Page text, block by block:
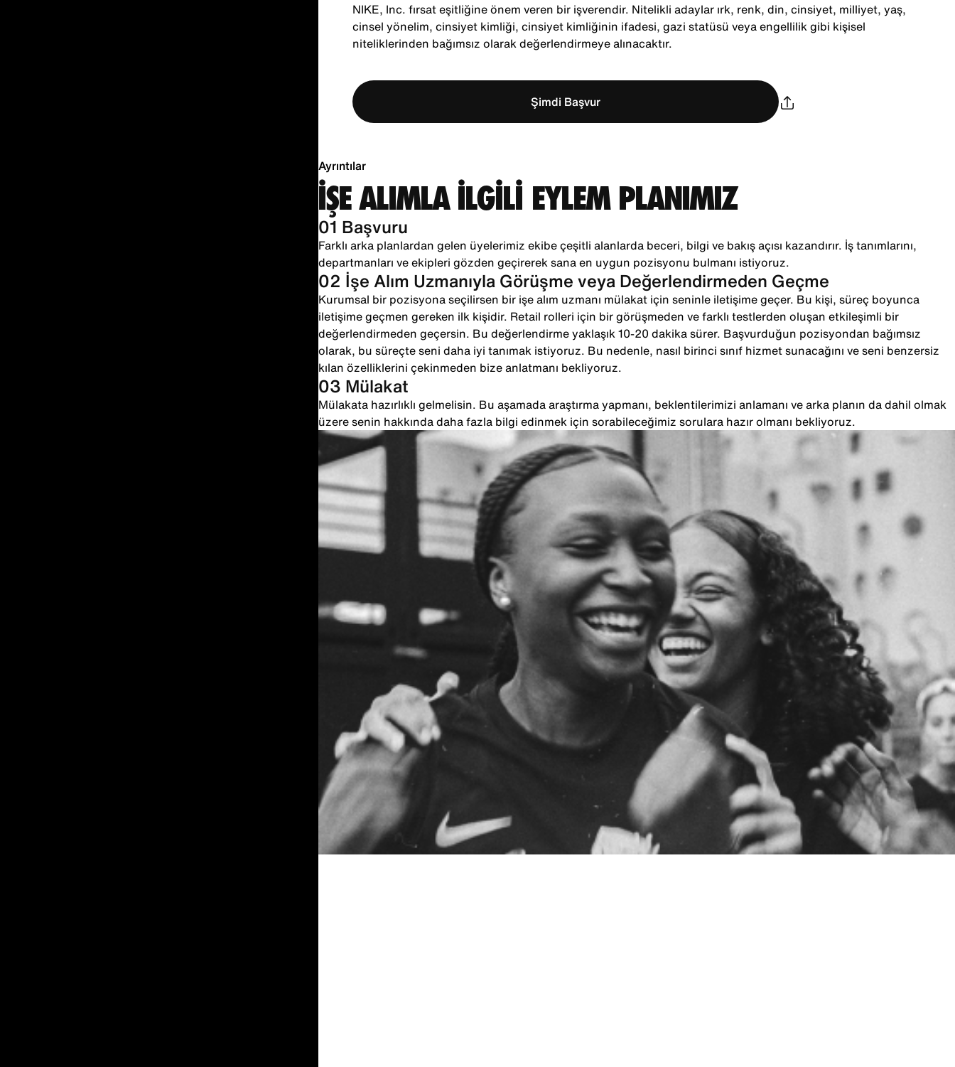
NIKE, Inc. fırsat eşitliğine önem veren bir işverendir. Nitelikli adaylar ırk, renk, din, cinsiyet, milliyet, yaş,
cinsel yönelim, cinsiyet kimliği, cinsiyet kimliğinin ifadesi, gazi statüsü veya engellilik gibi kişisel
niteliklerinden bağımsız olarak değerlendirmeye alınacaktır.
Şimdi Başvur
Ayrıntılar
İŞE ALIMLA İLGİLİ EYLEM PLANIMIZ
01 Başvuru
Farklı arka planlardan gelen üyelerimiz ekibe çeşitli alanlarda beceri, bilgi ve bakış açısı kazandırır. İş tanımlarını,
departmanları ve ekipleri gözden geçirerek sana en uygun pozisyonu bulmanı istiyoruz.
02 İşe Alım Uzmanıyla Görüşme veya Değerlendirmeden Geçme
Kurumsal bir pozisyona seçilirsen bir işe alım uzmanı mülakat için seninle iletişime geçer. Bu kişi, süreç boyunca
iletişime geçmen gereken ilk kişidir. Retail rolleri için bir görüşmeden ve farklı testlerden oluşan etkileşimli bir
değerlendirmeden geçersin. Bu değerlendirme yaklaşık 10-20 dakika sürer. Başvurduğun pozisyondan bağımsız
olarak, bu süreçte seni daha iyi tanımak istiyoruz. Bu nedenle, nasıl birinci sınıf hizmet sunacağını ve seni benzersiz
kılan özelliklerini çekinmeden bize anlatmanı bekliyoruz.
03 Mülakat
Mülakata hazırlıklı gelmelisin. Bu aşamada araştırma yapmanı, beklentilerimizi anlamanı ve arka planın da dahil olmak
üzere senin hakkında daha fazla bilgi edinmek için sorabileceğimiz sorulara hazır olmanı bekliyoruz.